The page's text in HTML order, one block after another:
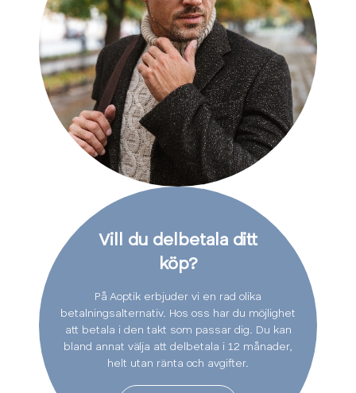
Vill du delbetala ditt
köp?
På Aoptik erbjuder vi en rad olika
betalningsalternativ. Hos oss har du möjlighet
att betala i den takt som passar dig. Du kan
bland annat välja att delbetala i 12 månader,
helt utan ränta och avgifter.